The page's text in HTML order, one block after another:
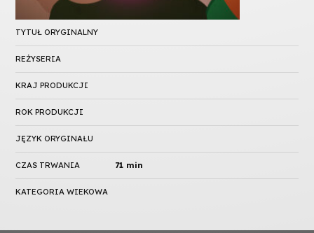
TYTUŁ ORYGINALNY
REŻYSERIA
KRAJ PRODUKCJI
ROK PRODUKCJI
JĘZYK ORYGINAŁU
CZAS TRWANIA 71 min
KATEGORIA WIEKOWA